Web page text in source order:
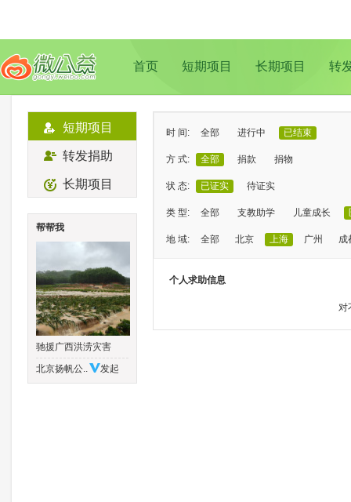
首页 短期项目 长期项目 转
短期项目
转发捐助
长期项目
帮帮我
驰援广西洪涝灾害
北京扬帆公..
发起
时 间: 全部 进行中 已结束
方 式: 全部 捐款 捐物
状 态: 已证实 待证实
类 型: 全部 支教助学 儿童成长
地 域: 全部 北京 上海 广州 成
个人求助信息
对